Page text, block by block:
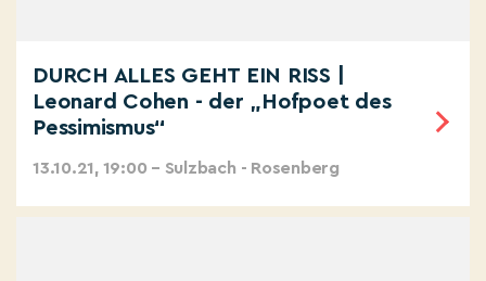
DURCH ALLES GEHT EIN RISS |
Leonard Cohen - der „Hofpoet des
Pessimismus“
13.10.21, 19:00 – Sulzbach - Rosenberg